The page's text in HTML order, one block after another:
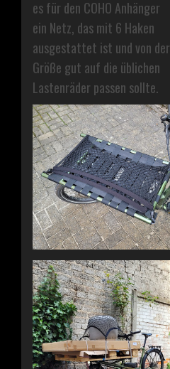
es für den COHO Anhänger
ein Netz, das mit 6 Haken
ausgestattet ist und von der
Größe gut auf die üblichen
Lastenräder passen sollte.